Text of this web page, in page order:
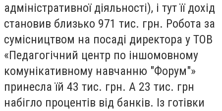
адміністративної діяльності), і тут її дохід
становив близько 971 тис. грн. Робота за
сумісництвом на посаді директора у ТОВ
«Педагогічний центр по іншомовному
комунікативному навчанню "Форум"»
принесла їй 43 тис. грн. А 23 тис. грн
набігло процентів від банків. Із готівки